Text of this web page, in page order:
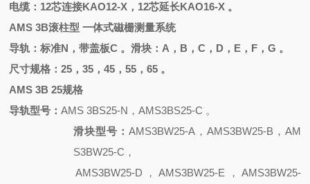
电缆： 12芯连接KAO12-X，12芯延长KAO16-X 。
AMS 3B滚柱型 一体式磁栅测量系统
导轨：标准N，带盖板C 。滑块：A，B，C，D，E，F，G 。
尺寸规格：25，35，45，55，65 。
AMS 3B 25规格
导轨型号：AMS 3BS25-N，AMS3BS25-C 。
滑块型号： AMS3BW25-A，AMS3BW25-B，AM
S3BW25-C，
AMS3BW25-D，AMS3BW25-E，AMS3BW25-